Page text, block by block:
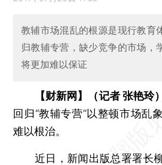
教辅市场混乱的根源是现行教育
归教辅专营，缺少竞争的市场，
将更加难以保证
【财新网】（记者 张艳玲）
回归“教辅专营”以整顿市场乱
难以根治。
近日，新闻出版总署署长